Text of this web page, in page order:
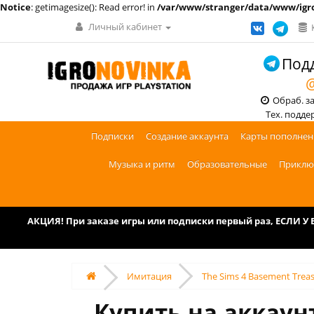
Notice: getimagesize(): Read error! in /var/www/stranger/data/www/
Личный кабинет
Обраб.
Тех.
Подписки
Создание аккаунта Карты
Музыка и ритм Образовательные
АКЦИЯ! При заказе игры или подписки первый раз, ЕСЛИ
Имитация The Sims 4 Basement